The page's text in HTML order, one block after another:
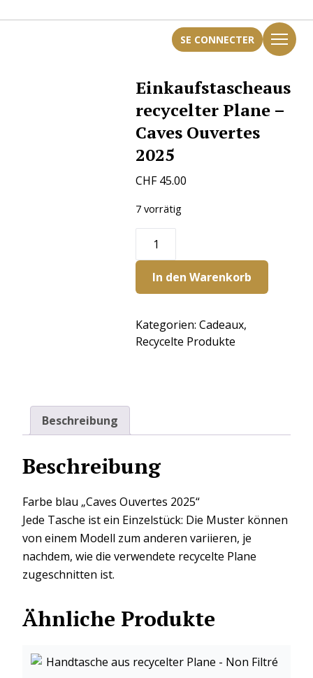
SE CONNECTER
Einkaufstascheaus
recycelter Plane –
Caves Ouvertes
2025
CHF45.00
7 vorrätig
recycelter
Plane
Ouvertes
2025
Menge
In den Warenkorb
Kategorien: Cadeaux,
Recycelte Produkte
Beschreibung
Beschreibung
Farbe blau „Caves Ouvertes 2025“
Jede Tasche ist ein Einzelstück: Die Muster können
von einem Modell zum anderen variieren, je
nachdem, wie die verwendete recycelte Plane
zugeschnitten ist.
Ähnliche Produkte